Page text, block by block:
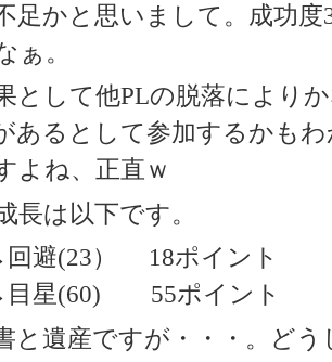
足かと思いまして。成功
ぁ。
として他PLの脱落により
あるとして参加するかも
よね、正直ｗ
長は以下です。
回避(23） 18ポイント
目星(60) 55ポイント
と遺産ですが・・・。ど